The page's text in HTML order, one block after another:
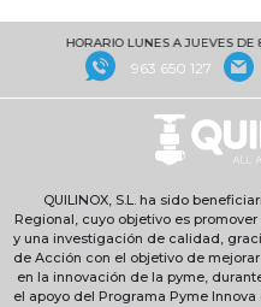
HORARIO LUNES A JUEVES DE
963 650 127
QUILINOX, S.L. ha sido
Regional, cuyo objetivo es
y una investigación de calidad,
de Acción con el objetivo de
en la innovación de la pyme,
el apoyo del Programa Pyme